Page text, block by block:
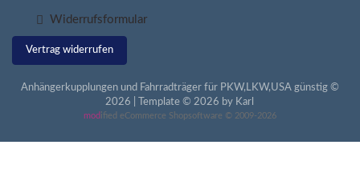
Widerrufsformular
Vertrag widerrufen
Anhängerkupplungen und Fahrradträger für PKW,LKW,USA günstig ©
2026 | Template © 2026 by Karl
mod ified eCommerce Shopsoftware © 2009-2026